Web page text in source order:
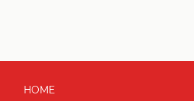
HOME